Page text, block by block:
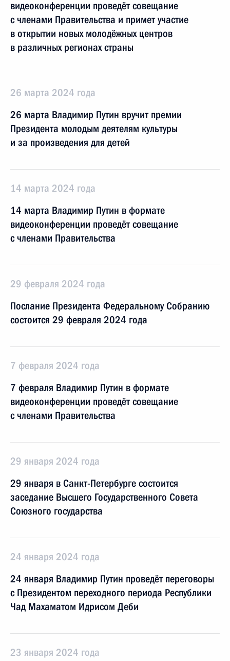
видеоконференции проведёт совещание
с членами Правительства и примет участие
в открытии новых молодёжных центров
в различных регионах страны
26 марта 2024 года
26 марта Владимир Путин вручит премии
Президента молодым деятелям культуры
и за произведения для детей
14 марта 2024 года
14 марта Владимир Путин в формате
видеоконференции проведёт совещание
с членами Правительства
29 февраля 2024 года
Послание Президента Федеральному Собранию
состоится 29 февраля 2024 года
7 февраля 2024 года
7 февраля Владимир Путин в формате
видеоконференции проведёт совещание
с членами Правительства
29 января 2024 года
29 января в Санкт-Петербурге состоится
заседание Высшего Государственного Совета
Союзного государства
24 января 2024 года
24 января Владимир Путин проведёт переговоры
с Президентом переходного периода Республики
Чад Махаматом Идрисом Деби
23 января 2024 года